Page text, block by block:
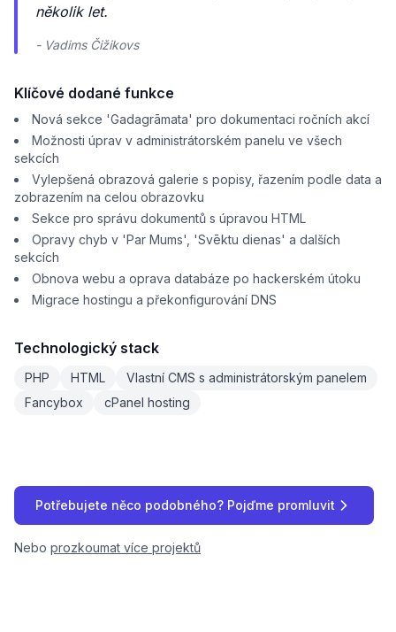
několik let.
- Vadims Čižikovs
Klíčové dodané funkce
Nová sekce 'Gadagrāmata' pro dokumentaci ročních akcí
Možnosti úprav v administrátorském panelu ve všech
sekcích
Vylepšená obrazová galerie s popisy, řazením podle data a
zobrazením na celou obrazovku
Sekce pro správu dokumentů s úpravou HTML
Opravy chyb v 'Par Mums', 'Svēktu dienas' a dalších
sekcích
Obnova webu a oprava databáze po hackerském útoku
Migrace hostingu a překonfigurování DNS
Technologický stack
PHP HTML
Vlastní CMS s administrátorským panelem
Fancybox
cPanel hosting
Potřebujete něco podobného? Pojďme promluvit
Nebo prozkoumat více projektů